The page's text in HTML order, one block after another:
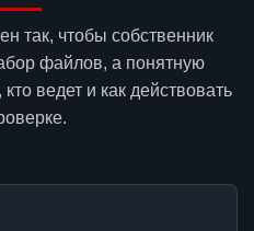
так, чтобы собственник
файлов, а понятную
ведет и как действовать